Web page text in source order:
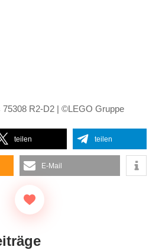
75308 R2-D2 | ©LEGO Gruppe
teilen teilen
E-Mail